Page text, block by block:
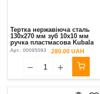
Тертка нержавіюча сталь
130х270 мм зуб 10х10 мм
ручка пластмасова Kubala
Арт.: 00095093 280.00 UAH